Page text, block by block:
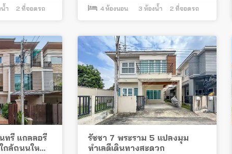
ำ 2 ที่จอดรถ 4 ห้องนอน 3 ห้องน้ำ 2 ที่จอดรถ
ทรี แกลลอรี่
กล้ถนนใหญ่
รัชชา 7 พระราม 5 แปลงมุม
ทำเลดีเดินทางสะดวก